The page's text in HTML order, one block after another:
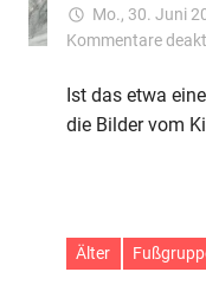
Mo., 30. Juni
Kommentare
Ist das etwa
die Bilder vom
Älter